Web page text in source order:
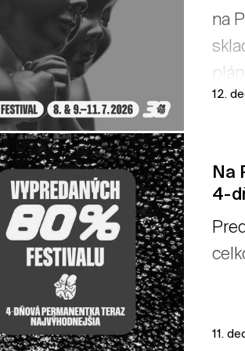
na
12.
Na
4-
11.